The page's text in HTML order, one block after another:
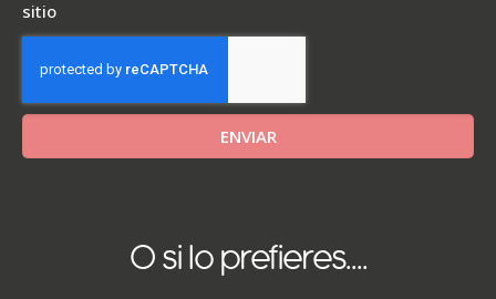
sitio
ENVIAR
O si lo prefieres....